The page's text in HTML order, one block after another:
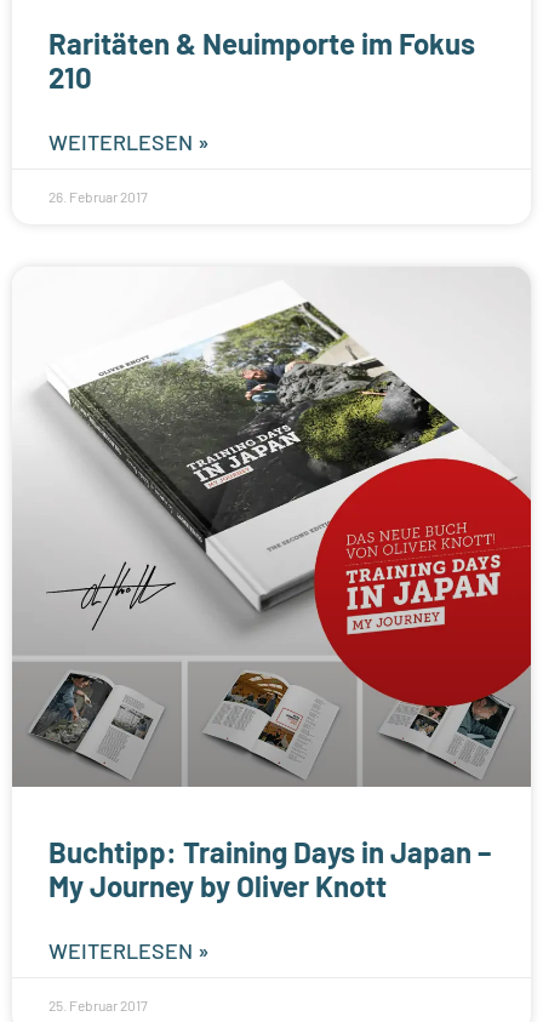
Raritäten & Neuimporte im Fokus
210
WEITERLESEN »
26. Februar 2017
Buchtipp: Training Days in Japan –
My Journey by Oliver Knott
WEITERLESEN »
25. Februar 2017